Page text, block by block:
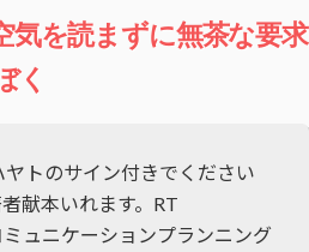
気を読まずに無茶な要求
く
トのサイン付きでください
者献本いれます。RT
ミュニケーションプランニング